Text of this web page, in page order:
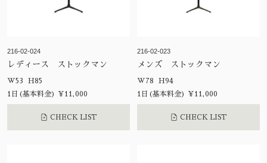
216-02-024
レディース ストックマン
W53 H85
1日(基本料金) ¥11,000
CHECK LIST
216-02-023
メンズ ストックマン
W78 H94
1日(基本料金) ¥11,000
CHECK LIST